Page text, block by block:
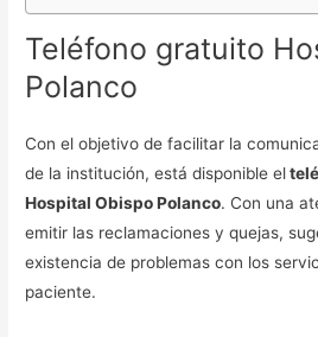
Teléfono gratuito
Polanco
Con el objetivo de facilitar la
de la institución, está disponible el
Hospital Obispo Polanco. Con una
emitir las reclamaciones y quejas,
existencia de problemas con los
paciente.